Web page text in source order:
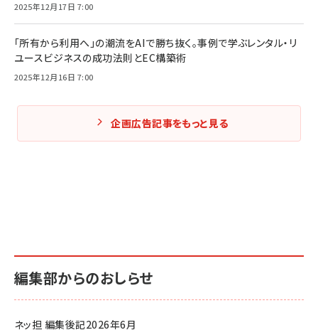
2025年12月17日 7:00
「所有から利用へ」の潮流をAIで勝ち抜く。事例で学ぶレンタル・リ
ユースビジネスの成功法則とEC構築術
2025年12月16日 7:00
企画広告記事をもっと見る
編集部からのおしらせ
ネッ担 編集後記2026年6月